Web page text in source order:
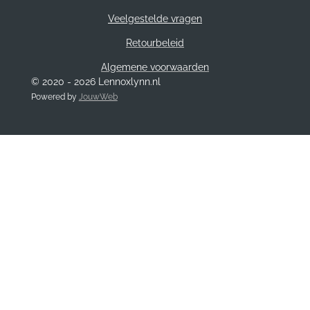
Veelgestelde vragen
Retourbeleid
Algemene voorwaarden
© 2020 - 2026 Lennoxlynn.nl
Powered by JouwWeb